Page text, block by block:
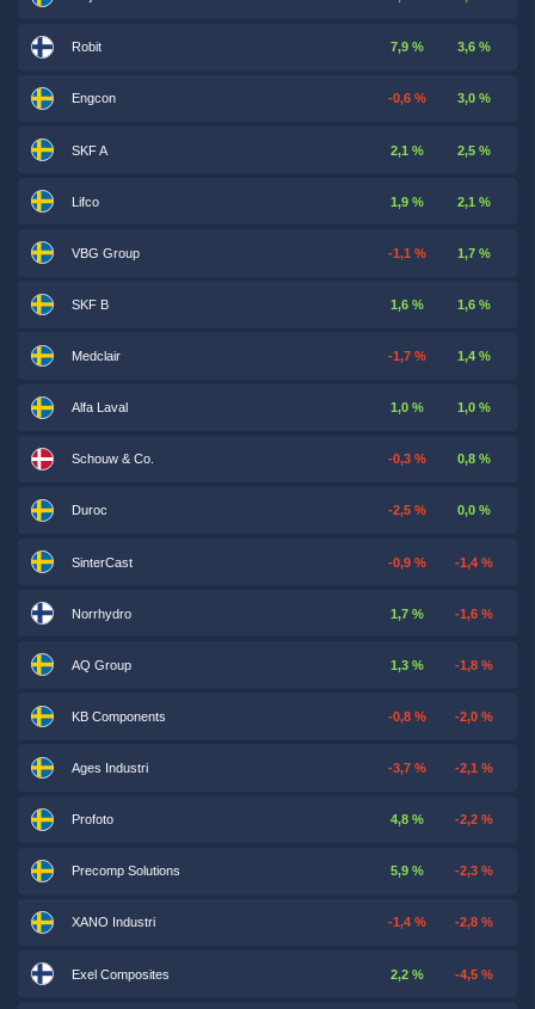
Robit 7,9 % 3,6 %
Engcon -0,6 % 3,0 %
SKF A 2,1 % 2,5 %
Lifco 1,9 % 2,1 %
VBG Group -1,1 % 1,7 %
SKF B 1,6 % 1,6 %
Medclair -1,7 % 1,4 %
Alfa Laval 1,0 % 1,0 %
Schouw & Co. -0,3 % 0,8 %
Duroc -2,5 % 0,0 %
SinterCast -0,9 % -1,4 %
Norrhydro 1,7 % -1,6 %
AQ Group 1,3 % -1,8 %
KB Components -0,8 % -2,0 %
Ages Industri -3,7 % -2,1 %
Profoto 4,8 % -2,2 %
Precomp Solutions 5,9 % -2,3 %
XANO Industri -1,4 % -2,8 %
Exel Composites 2,2 % -4,5 %